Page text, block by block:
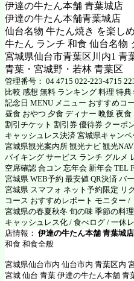
伊達の牛たん本舗 青葉城店
伊達の牛たん本舗青葉城店
仙台名物 牛たん焼き を楽し
牛たん ランチ 和食 仙台名物
宮城県仙台市青葉区川内1 青
青葉・宮城野・若林 青葉区
管理番号： 04 4715 022-223-4715
比較 感想 無料 ランキング 料理 特
記念日 MENU メニュー おすすめコ
昼食 おやつ 夕食 ディナー 晩飯 夜
割引チケット 割引券 優待券 クーポ
キャッシュレス決済 宮城県キャン
宮城県観光案内所 観光ナビ 観光
バイキング サービス ランチ グルメ
空席確認 合コン 忘年会 新年会 TEL
宮城県 WEB予約 最安値 QR決済 バ
宮城県 スマフォ ネット予約限定 リ
コース おすすめレポート モニター
宮城県の春夏秋冬 旬の味 季節の料
キャッシュレス化 / 食べログ / 一休
店情報： 伊達の牛たん本舗 青葉城店
和食 和食全般
宮城県仙台市内 仙台市内 青葉区内
宮城 仙台 青葉 伊達の牛たん本舗 青